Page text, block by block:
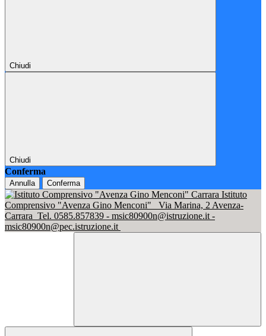
Chiudi
Chiudi
Conferma
Annulla Conferma
Istituto
Comprensivo "Avenza Gino Menconi"
Via Marina, 2 Avenza-
Carrara Tel. 0585.857839 - msic80900n@istruzione.it -
msic80900n@pec.istruzione.it